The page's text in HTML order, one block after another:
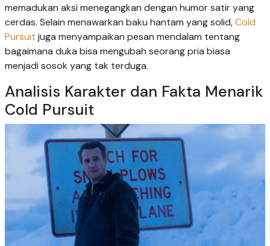
memadukan aksi menegangkan dengan humor satir yang
cerdas. Selain menawarkan baku hantam yang solid,Cold
Pursuit juga menyampaikan pesan mendalam tentang
bagaimana duka bisa mengubah seorang pria biasa
menjadi sosok yang tak terduga.
Analisis Karakter dan Fakta Menarik
Cold Pursuit